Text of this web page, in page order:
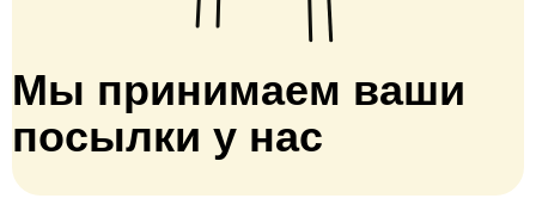
Мы принимаем ваши
посылки у нас